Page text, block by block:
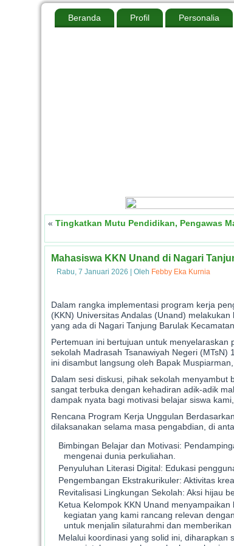
Beranda Profil Personalia
« Tingkatkan Mutu Pendidikan, Pengawas
Mahasiswa KKN Unand di Nagari
Rabu, 7 Januari 2026 Oleh Febby Eka Kurnia
Dalam rangka implementasi program kerja
(KKN) Universitas Andalas (Unand)
yang ada di Nagari Tanjung Barulak
Pertemuan ini bertujuan untuk
sekolah Madrasah Tsanawiyah Negeri
ini disambut langsung oleh Bapak
Dalam sesi diskusi, pihak sekolah menyambut
sangat terbuka dengan kehadiran adik-adik
dampak nyata bagi motivasi belajar siswa
Rencana Program Kerja Unggulan
dilaksanakan selama masa pengabdian, di
Bimbingan Belajar dan Motivasi:
mengenai dunia perkuliahan.
Penyuluhan Literasi Digital: Edukasi
Pengembangan Ekstrakurikuler: Aktivitas
Revitalisasi Lingkungan Sekolah: Aksi hijau
Ketua Kelompok KKN Unand
kegiatan yang kami rancang relevan
untuk menjalin silaturahmi dan
Melalui koordinasi yang solid ini,